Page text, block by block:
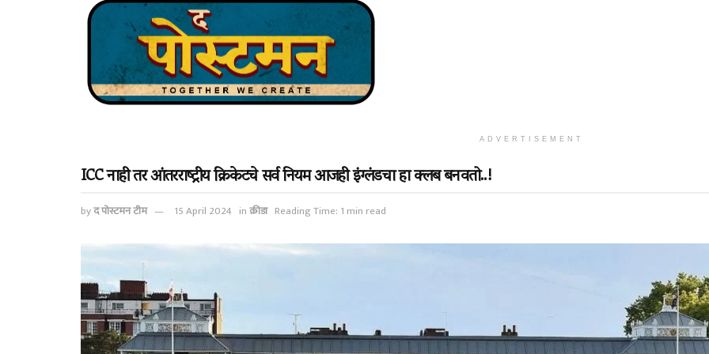
ADVERTISEMENT
ICC नाही तर आंतरराष्ट्रीय क्रिकेटचे सर्व नियम आजही इंग्लंडचा हा क्लब बनवतो..!
byद पोस्टमन टीम 15 April 2024 inक्रीडा Reading Time: 1 min read